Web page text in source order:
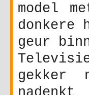
model
donkere
geur
gekker